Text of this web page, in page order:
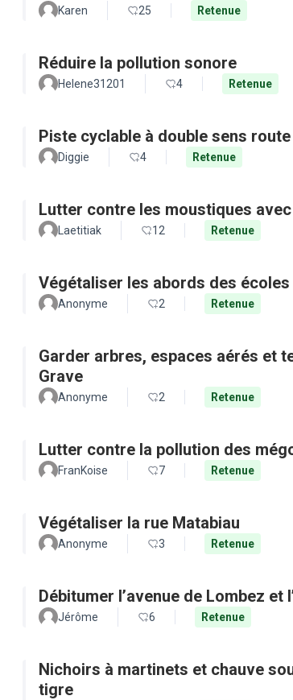
Karen 25 Retenue
Réduire la pollution sonore
Helene31201 4 Retenue
Piste cyclable à double sens
Diggie 4 Retenue
Lutter contre les moustiques
Laetitiak 12 Retenue
Végétaliser les abords des
Anonyme 2 Retenue
Garder arbres, espaces aérés et
Grave
Anonyme 2 Retenue
Lutter contre la pollution des
FranKoise 7 Retenue
Végétaliser la rue Matabiau
Anonyme 3 Retenue
Débitumer l’avenue de Lombez et
Jérôme 6 Retenue
Nichoirs à martinets et chauve
tigre